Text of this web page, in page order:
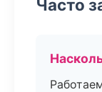
Часто